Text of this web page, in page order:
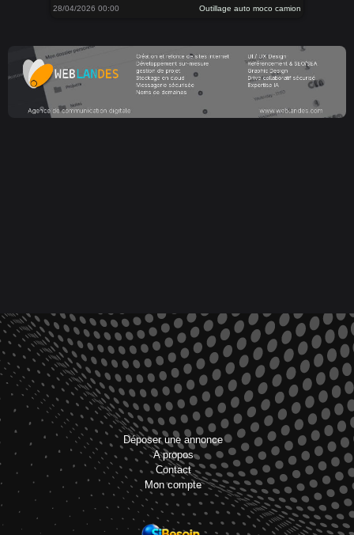
28/04/2026 00:00 Outillage auto moco camion
Déposer une annonce
A propos
Contact
Mon compte